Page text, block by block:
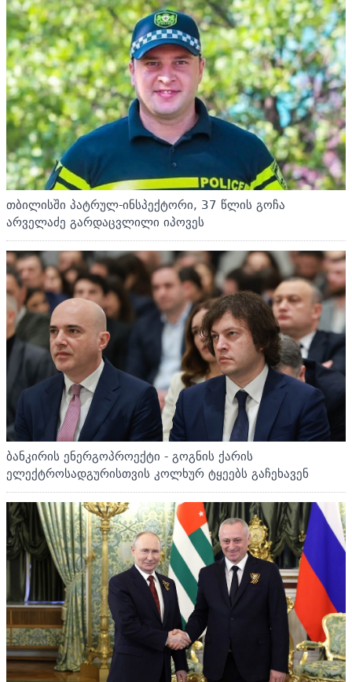
თბილისში პატრულ-ინსპექტორი, 37 წლის გოჩა
არველაძე გარდაცვლილი იპოვეს
ბანკირის ენერგოპროექტი - გოგნის ქარის
ელექტროსადგურისთვის კოლხურ ტყეებს გაჩეხავენ